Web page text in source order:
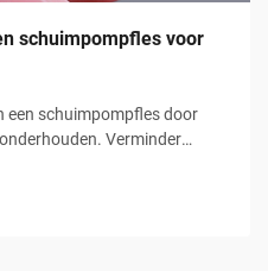
schuimpompfles voor
een schuimpompfles door
Verminder